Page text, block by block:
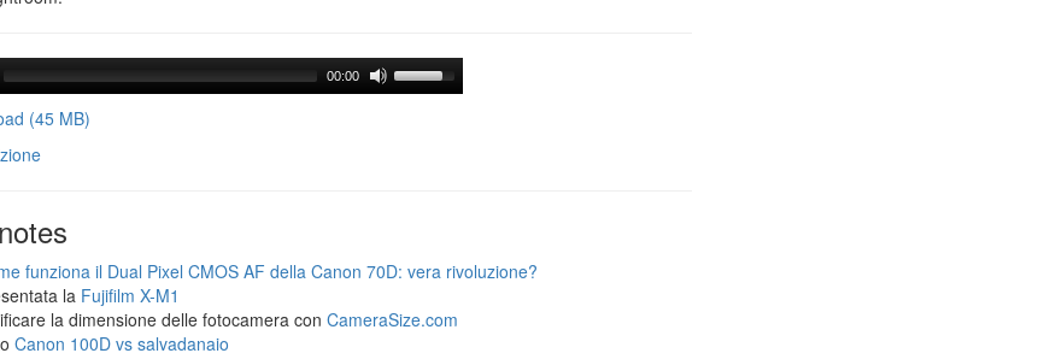
00:00
(45 MB)
funziona il Dual Pixel CMOS AF della Canon 70D: vera rivoluzione?
la Fujifilm X-M1
la dimensione delle fotocamera con CameraSize.com
Canon 100D vs salvadanaio